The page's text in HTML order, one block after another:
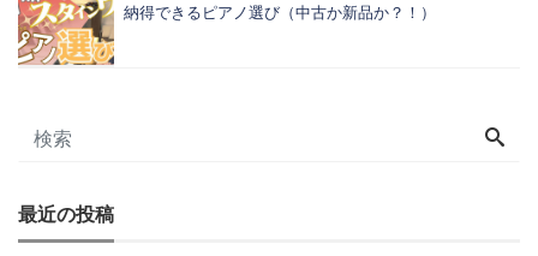
納得できるピアノ選び（中古か新品か？！）
最近の投稿